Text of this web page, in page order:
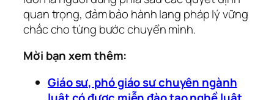
quan trọng, đảm bảo hành lang pháp lý vững
chắc cho từng bước chuyển mình.
Mời bạn xem thêm:
Giáo sư, phó giáo sư chuyên ngành